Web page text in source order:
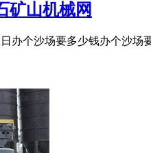
矿山机械网
办个沙场要多少钱办个沙